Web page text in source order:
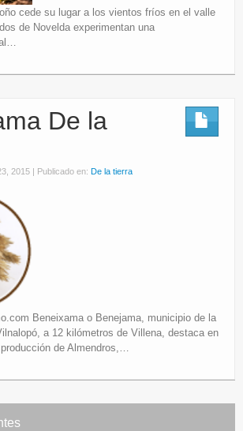
cede su lugar a los vientos fríos en el valle
de Novelda experimentan una
De la
2015 | Publicado en: De la tierra
Beneixama o Benejama, municipio de la
a 12 kilómetros de Villena, destaca en
de Almendros,…